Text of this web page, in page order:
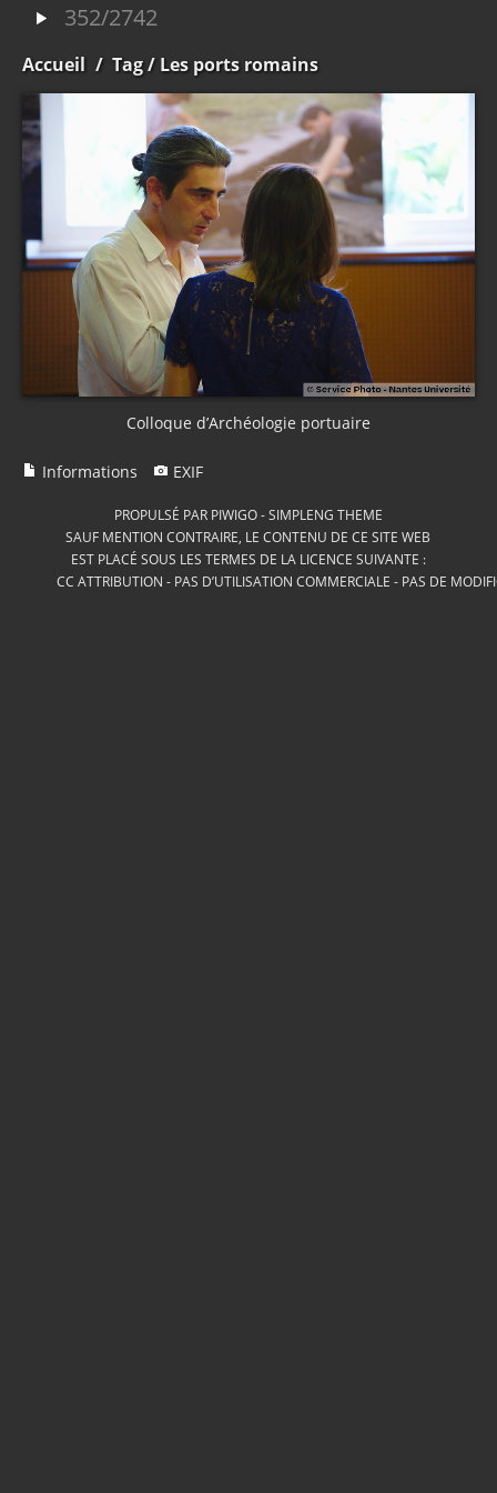
352/2742
Accueil / Tag/ Les ports romains
Colloque d’Archéologie portuaire
Informations EXIF
PROPULSÉ PAR PIWIGO-SIMPLENG THEME
SAUF MENTION CONTRAIRE, LE CONTENU DE CE SITE WEB
EST PLACÉ SOUS LES TERMES DE LA LICENCE SUIVANTE :
CC ATTRIBUTION - PAS D’UTILISATION COMMERCIALE - PAS DE